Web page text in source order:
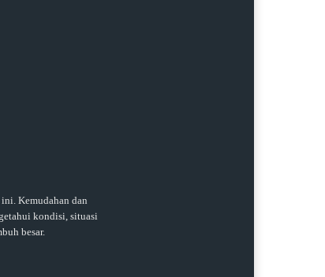
Kemudahan dan
kondisi, situasi
besar.